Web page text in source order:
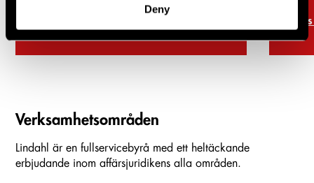
Deny
Verksamhetsområden
Lindahl är en fullservicebyrå med ett heltäckande
erbjudande inom affärsjuridikens alla områden.